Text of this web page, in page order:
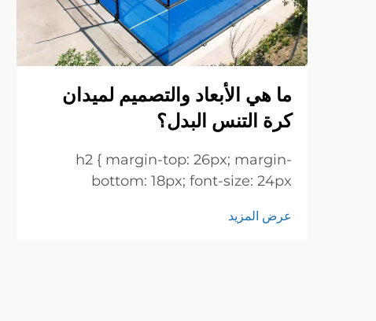
ما هي الأبعاد والتصميم لميدان
كرة التنس البدل؟
h2 { margin-top: 26px; margin-
bottom: 18px; font-size: 24px
height: normal; } h3 { margin-top:
عرض المزيد